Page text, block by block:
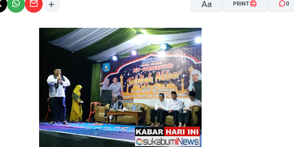
Aa PRINT 0